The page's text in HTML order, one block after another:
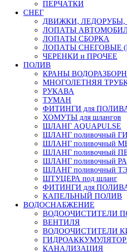
ПЕРЧАТКИ
СНЕГ
ДВИЖКИ, ЛЕДОРУБЫ,
ЛОПАТЫ
ЛОПАТЫ СБОРКА
ЛОПАТЫ СНЕГОВЫЕ
ЧЕРЕНКИ и ПРОЧЕЕ
ПОЛИВ
КРАНЫ
МНОГОЛЕТНЯЯ
РУКАВА
ТУМАН
ФИТИНГИ для
ХОМУТЫ для шлангов
ШЛАНГ AQUAPULSE
ШЛАНГ поливочный
ШЛАНГ поливочный
ШЛАНГ поливочный
ШЛАНГ поливочный
ШЛАНГ поливочный
ШТУЦЕРА под шланг
ФИТИНГИ для
КАПЕЛЬНЫЙ ПОЛИВ
ВОДОСНАБЖЕНИЕ
ВОДООЧИСТИТЕЛИ
ВЕНТИЛЯ
ВОДООЧИСТИТЕЛИ
КАНАЛИЗАЦИЯ